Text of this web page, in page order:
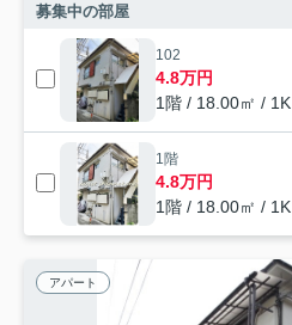
募集中の部屋
102
4.8万円
1階 / 18.00㎡ / 1K
1階
4.8万円
1階 / 18.00㎡ / 1K
アパート